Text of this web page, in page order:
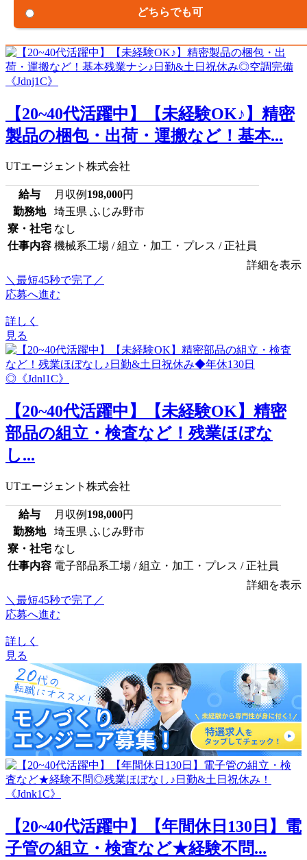
どちらでも可
【20~40代活躍中】【未経験OK♪】精密
製品の梱包・出荷・運搬など！基本...
UTエージェント株式会社
給与 月収例 198,000円
勤務地
埼玉県 ふじみ野市
寮・社宅 なし
仕事内容 機械系工場 / 組立・加工・プレス / 正社員
詳細を表示
＼最短45秒で完了／
応募へ進む
詳しく
見る
【20~40代活躍中】【未経験OK】精密
部品の組立・検査など！残業ほぼな
し...
UTエージェント株式会社
給与 月収例 198,000円
勤務地
埼玉県 ふじみ野市
寮・社宅 なし
仕事内容 電子部品系工場 / 組立・加工・プレス / 正社員
詳細を表示
＼最短45秒で完了／
応募へ進む
詳しく
見る
【20~40代活躍中】【年間休日130日】電
子管の組立・検査など★経験不問...